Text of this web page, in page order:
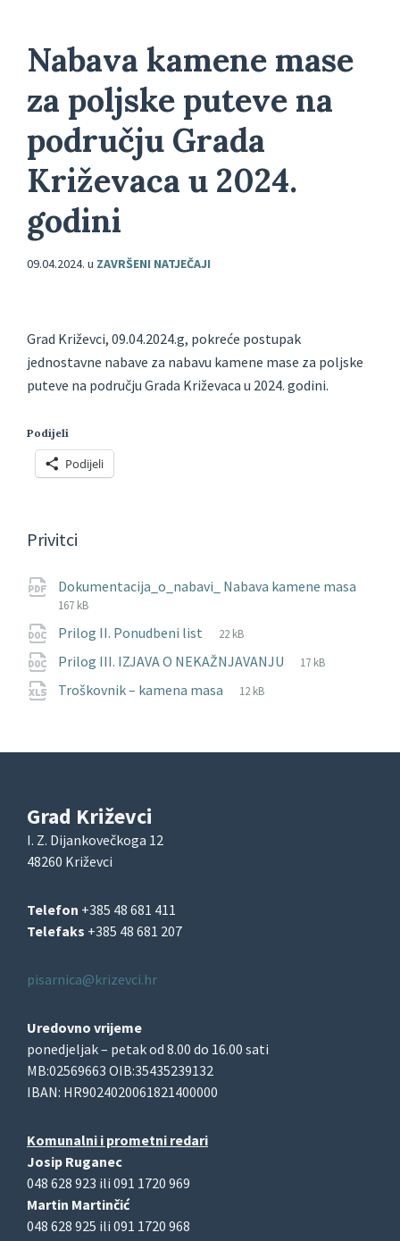
Nabava kamene mase
za poljske puteve na
području Grada
Križevaca u 2024.
godini
09.04.2024. u ZAVRŠENI NATJEČAJI
Grad Križevci, 09.04.2024.g, pokreće postupak
jednostavne nabave za nabavu kamene mase za poljske
puteve na području Grada Križevaca u 2024. godini.
Podijeli
Podijeli
Privitci
Dokumentacija_o_nabavi_ Nabava kamene masa
167 kB
Prilog II. Ponudbeni list
File
docx
File
22 kB
Prilog III. IZJAVA O NEKAŽNJAVANJU
File
docx
File
17 kB
Troškovnik – kamena masa
File
xlsx
File
12 kB
Grad Križevci
I. Z. Dijankovečkoga 12
48260 Križevci
Telefon +385 48 681 411
Telefaks +385 48 681 207
pisarnica@krizevci.hr
Uredovno vrijeme
ponedjeljak – petak od 8.00 do 16.00 sati
MB:02569663 OIB:35435239132
IBAN: HR9024020061821400000
Komunalni i prometni redari
Josip Ruganec
048 628 923 ili 091 1720 969
Martin Martinčić
048 628 925 ili 091 1720 968